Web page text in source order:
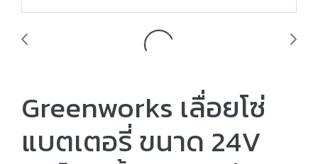
Greenworks เลื่อยโซ่
แบตเตอรี่ ขนาด 24V